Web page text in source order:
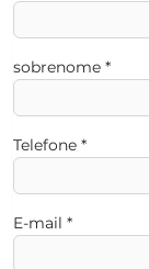
sobrenome *
Telefone *
E-mail *